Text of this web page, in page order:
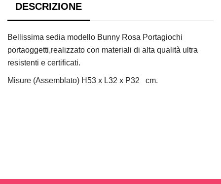
DESCRIZIONE
Bellissima sedia modello Bunny Rosa Portagiochi
portaoggetti,realizzato con materiali di alta qualità ultra
resistenti e certificati.
Misure (Assemblato) H53 x L32 x P32 cm.